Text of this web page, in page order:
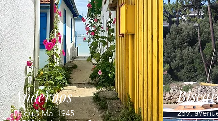
Andernos
Pl. du 8 Mai 1945
289,